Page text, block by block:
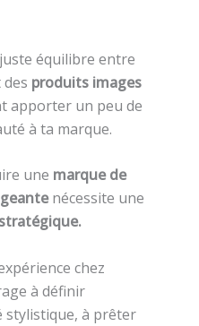
équilibre entre
produits images
apporter un peu de
à ta marque.
une marque de
nécessite une
chez
à définir
à prêter